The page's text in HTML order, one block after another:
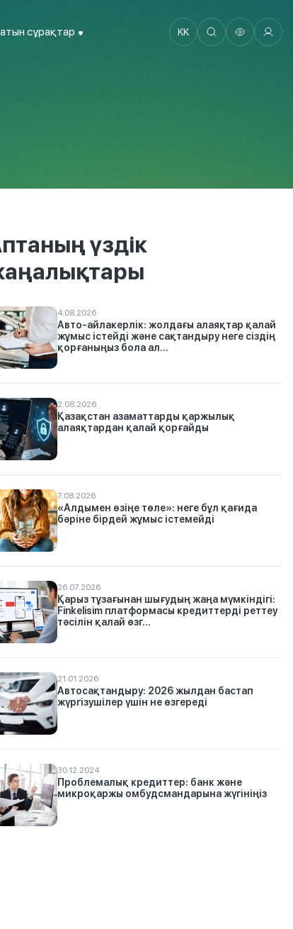
сұрақтар KK
үздік
4.08.2026
Авто-айлакерлік: жолдағы алаяқтар қалай
жұмыс істейді және сақтандыру неге сіздің
қорғаныңыз бола ал...
2.08.2026
Қазақстан азаматтарды қаржылық
алаяқтардан қалай қорғайды
7.08.2026
«Алдымен өзіңе төле»: неге бұл қағида
бәріне бірдей жұмыс істемейді
26.07.2026
Қарыз тұзағынан шығудың жаңа мүмкіндігі:
Finkelisim платформасы кредиттерді реттеу
тәсілін қалай өзг...
21.01.2026
Автосақтандыру: 2026 жылдан бастап
жүргізушілер үшін не өзгереді
30.12.2024
Проблемалық кредиттер: банк және
микроқаржы омбудсмандарына жүгініңіз